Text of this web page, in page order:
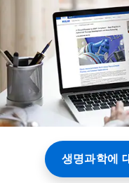
생명과학에